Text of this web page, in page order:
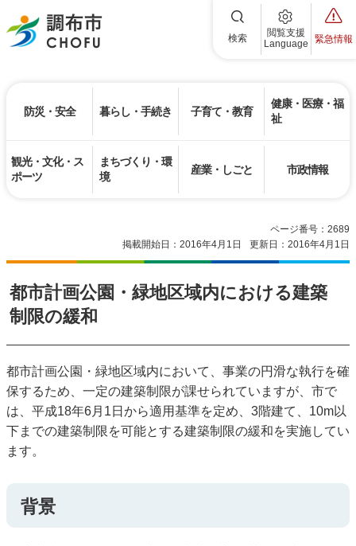
調布市 検索
閲覧支援
Language
緊急情報
防災・安全 暮らし・手続き 子育て・教育
健康・医療・福
祉
観光・文化・ス
ポーツ
まちづくり・環
境
産業・しごと 市政情報
ページ番号：2689
掲載開始日：2016年4月1日
更新日：2016年4月1日
都市計画公園・緑地区域内における建築
制限の緩和
都市計画公園・緑地区域内において、事業の円滑な執行を確
保するため、一定の建築制限が課せられていますが、市で
は、平成18年6月1日から適用基準を定め、3階建て、10m以
下までの建築制限を可能とする建築制限の緩和を実施してい
ます。
背景